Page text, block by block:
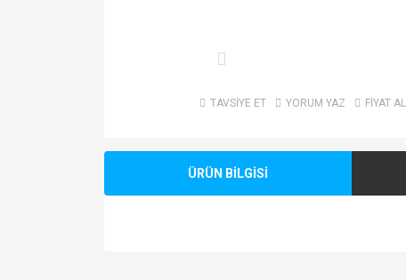
TAVSİYE ET YORUM YAZ FİYAT
ÜRÜN BİLGİSİ